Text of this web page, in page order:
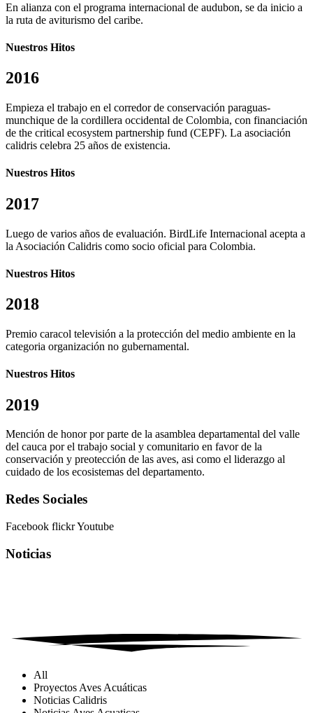
En alianza con el programa internacional de audubon, se da inicio a
la ruta de aviturismo del caribe.
Nuestros Hitos
2016
Empieza el trabajo en el corredor de conservación paraguas-
munchique de la cordillera occidental de Colombia, con financiación
de the critical ecosystem partnership fund (CEPF). La asociación
calidris celebra 25 años de existencia.
Nuestros Hitos
2017
Luego de varios años de evaluación. BirdLife Internacional acepta a
la Asociación Calidris como socio oficial para Colombia.
Nuestros Hitos
2018
Premio caracol televisión a la protección del medio ambiente en la
categoria organización no gubernamental.
Nuestros Hitos
2019
Mención de honor por parte de la asamblea departamental del valle
del cauca por el trabajo social y comunitario en favor de la
conservación y preotección de las aves, asi como el liderazgo al
cuidado de los ecosistemas del departamento.
Redes Sociales
Facebook flickrYoutube
Noticias
All
Proyectos Aves Acuáticas
Noticias Calidris